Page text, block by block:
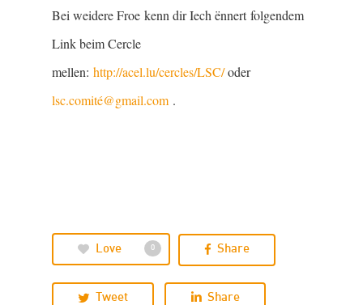
Bei weidere Froe kenn dir Iech ënnert folgendem
Link beim Cercle
mellen: http://acel.lu/cercles/LSC/oder
lsc.comité@gmail.com .
Love 0 Share
Tweet Share